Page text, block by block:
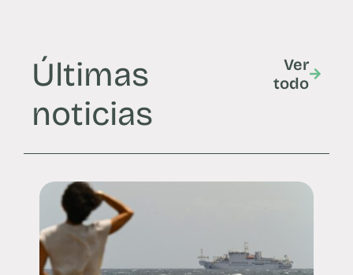
Últimas
noticias
Ver
todo